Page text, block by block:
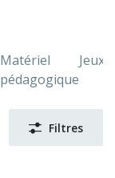
Matériel
pédagogique
Filtres